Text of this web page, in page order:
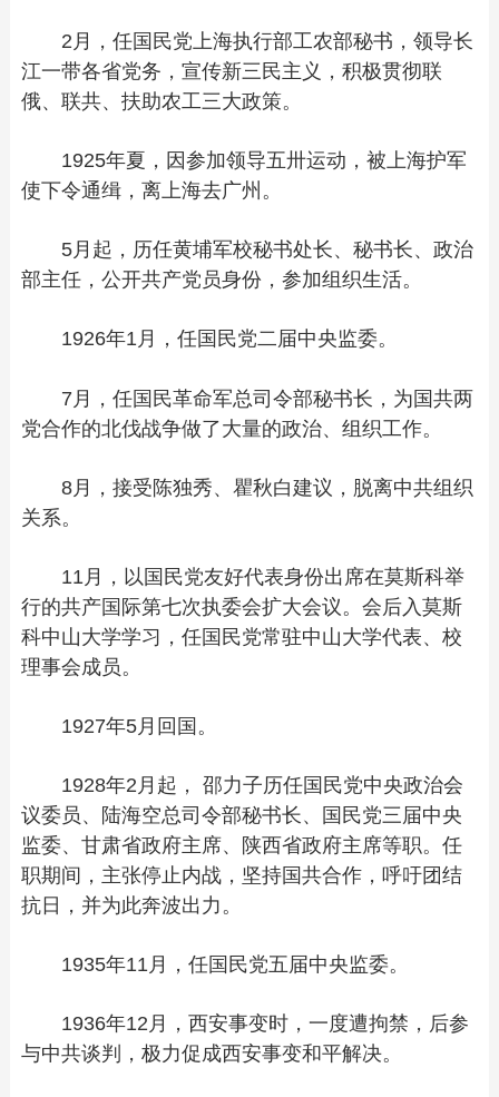
2月，任国民党上海执行部工农部秘书，领导长
江一带各省党务，宣传新三民主义，积极贯彻联
俄、联共、扶助农工三大政策。
1925年夏，因参加领导五卅运动，被上海护军
使下令通缉，离上海去广州。
5月起，历任黄埔军校秘书处长、秘书长、政治
部主任，公开共产党员身份，参加组织生活。
1926年1月，任国民党二届中央监委。
7月，任国民革命军总司令部秘书长，为国共两
党合作的北伐战争做了大量的政治、组织工作。
8月，接受陈独秀、瞿秋白建议，脱离中共组织
关系。
11月，以国民党友好代表身份出席在莫斯科举
行的共产国际第七次执委会扩大会议。会后入莫斯
科中山大学学习，任国民党常驻中山大学代表、校
理事会成员。
1927年5月回国。
1928年2月起， 邵力子历任国民党中央政治会
议委员、陆海空总司令部秘书长、国民党三届中央
监委、甘肃省政府主席、陕西省政府主席等职。任
职期间，主张停止内战，坚持国共合作，呼吁团结
抗日，并为此奔波出力。
1935年11月，任国民党五届中央监委。
1936年12月，西安事变时，一度遭拘禁，后参
与中共谈判，极力促成西安事变和平解决。